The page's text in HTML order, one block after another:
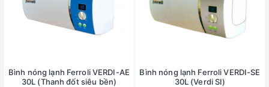
Bình nóng lạnh Ferroli VERDI-AE
30L (Thanh đốt siêu bền)
Bình nóng lạnh Ferroli VERDI-SE
30L (Verdi SI)